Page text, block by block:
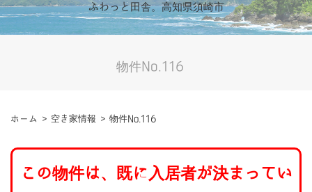
ふわっと田舎。高知県須崎市
物件No.116
ホーム > 空き家情報 > 物件No.116
この物件は、既に入居者が決まってい